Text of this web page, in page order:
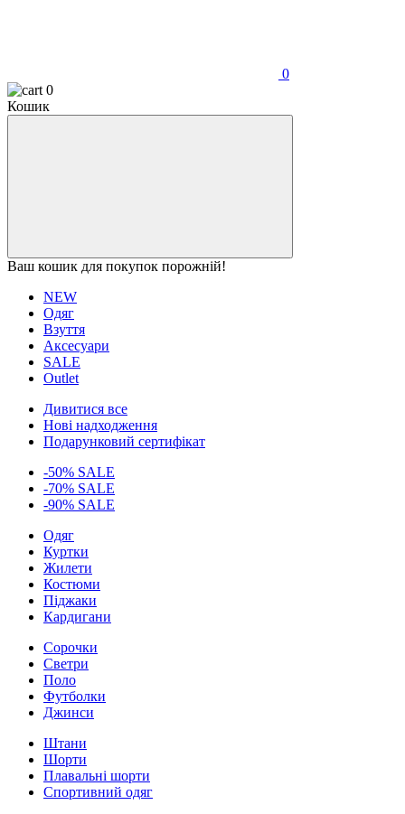
0
0
Кошик
Ваш кошик для покупок порожній!
NEW
Одяг
Взуття
Аксесуари
SALE
Outlet
Дивитися все
Нові надходження
Подарунковий сертифікат
-50% SALE
-70% SALE
-90% SALE
Одяг
Куртки
Жилети
Костюми
Піджаки
Кардигани
Сорочки
Светри
Поло
Футболки
Джинси
Штани
Шорти
Плавальні шорти
Спортивний одяг